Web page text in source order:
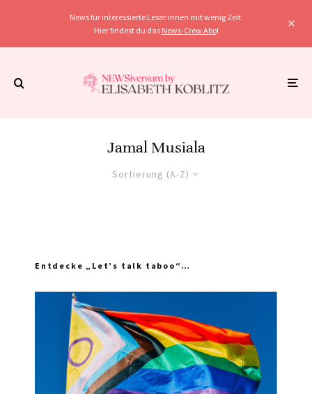
News für interessierte Leser:innen mit wenig Zeit.
Hier findest du das News-Crew Abo!
Jamal Musiala
Sortierung (A-Z)
Entdecke „Let’s talk taboo“…